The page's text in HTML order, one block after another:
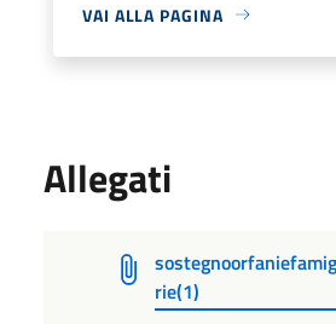
VAI ALLA PAGINA
Allegati
rie(1)